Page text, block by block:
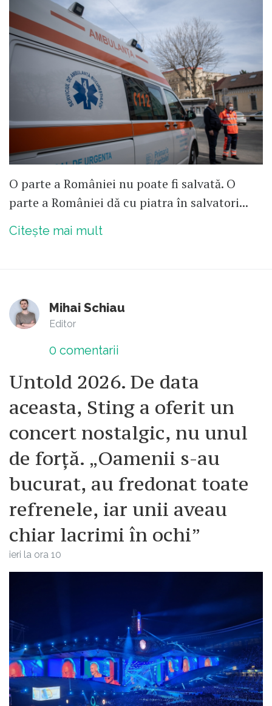
O parte a României nu poate fi salvată. O
parte a României dă cu piatra în salvatori...
Citește mai mult
Mihai Schiau
Editor
0 comentarii
Untold 2026. De data
aceasta, Sting a oferit un
concert nostalgic, nu unul
de forță. „Oamenii s-au
bucurat, au fredonat toate
refrenele, iar unii aveau
chiar lacrimi în ochi”
ieri la ora 10